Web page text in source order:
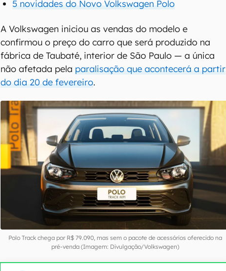
5 novidades do Novo Volkswagen Polo
A Volkswagen iniciou as vendas do modelo e
confirmou o preço do carro que será produzido na
fábrica de Taubaté, interior de São Paulo — a única
não afetada pela paralisação que acontecerá a partir
do dia 20 de fevereiro.
Polo Track chega por R$ 79.090, mas sem o pacote de acessórios oferecido na
pré-venda (Imagem: Divulgação/Volkswagen)